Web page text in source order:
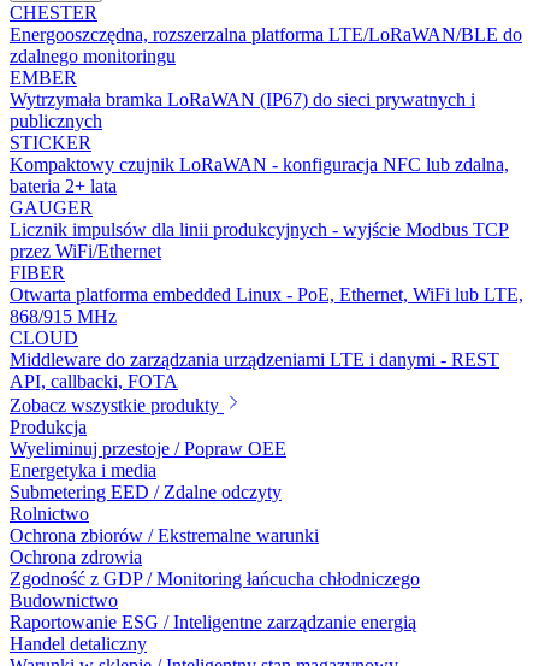
CHESTER
Energooszczędna, rozszerzalna platforma LTE/LoRaWAN/BLE do
zdalnego monitoringu
EMBER
Wytrzymała bramka LoRaWAN (IP67) do sieci prywatnych i
publicznych
STICKER
Kompaktowy czujnik LoRaWAN - konfiguracja NFC lub zdalna,
bateria 2+ lata
GAUGER
Licznik impulsów dla linii produkcyjnych - wyjście Modbus TCP
przez WiFi/Ethernet
FIBER
Otwarta platforma embedded Linux - PoE, Ethernet, WiFi lub LTE,
868/915 MHz
CLOUD
Middleware do zarządzania urządzeniami LTE i danymi - REST
API, callbacki, FOTA
Zobacz wszystkie produkty
Produkcja
Wyeliminuj przestoje / Popraw OEE
Energetyka i media
Submetering EED / Zdalne odczyty
Rolnictwo
Ochrona zbiorów / Ekstremalne warunki
Ochrona zdrowia
Zgodność z GDP / Monitoring łańcucha chłodniczego
Budownictwo
Raportowanie ESG / Inteligentne zarządzanie energią
Handel detaliczny